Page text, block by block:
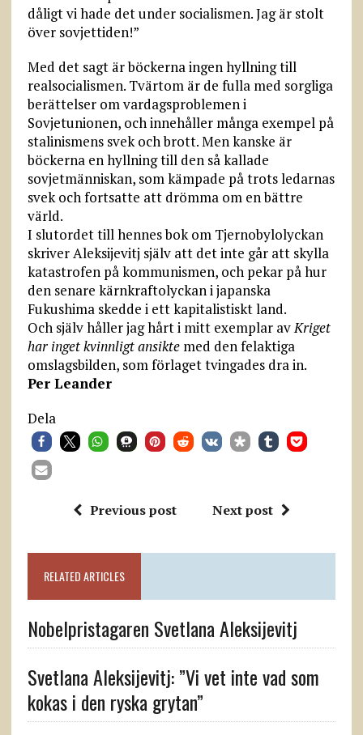
dåligt vi hade det under socialismen. Jag är stolt
över sovjettiden!”
Med det sagt är böckerna ingen hyllning till
realsocialismen. Tvärtom är de fulla med sorgliga
berättelser om vardagsproblemen i
Sovjetunionen, och innehåller många exempel på
stalinismens svek och brott. Men kanske är
böckerna en hyllning till den så kallade
sovjetmänniskan, som kämpade på trots ledarnas
svek och fortsatte att drömma om en bättre
värld.
I slutordet till hennes bok om Tjernobylolyckan
skriver Aleksijevitj själv att det inte går att skylla
katastrofen på kommunismen, och pekar på hur
den senare kärnkraftolyckan i japanska
Fukushima skedde i ett kapitalistiskt land.
Och själv håller jag hårt i mitt exemplar avKriget
har inget kvinnligt ansiktemed den felaktiga
omslagsbilden, som förlaget tvingades dra in.
Per Leander
Dela
Previous post Next post
RELATED ARTICLES
Nobelpristagaren Svetlana Aleksijevitj
Svetlana Aleksijevitj: ”Vi vet inte vad som
kokas i den ryska grytan”